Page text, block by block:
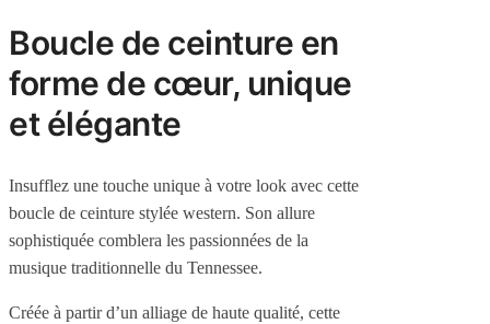
Boucle de ceinture en
forme de cœur, unique
et élégante
Insufflez une touche unique à votre look avec cette
boucle de ceinture stylée western. Son allure
sophistiquée comblera les passionnées de la
musique traditionnelle du Tennessee.
Créée à partir d’un alliage de haute qualité, cette